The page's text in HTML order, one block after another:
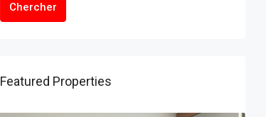
Chercher
Featured Properties